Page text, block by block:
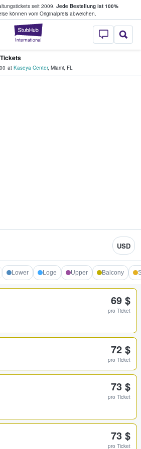
seit 2009. Jede Bestellung ist 100%
können vom Originalpreis abweichen.
StubHub - Wo
& verkaufen
at Kaseya Center, Miami, FL
USD
Lower Loge Upper Balcony
69 $
pro Ticket
72 $
pro Ticket
73 $
pro Ticket
73 $
pro Ticket